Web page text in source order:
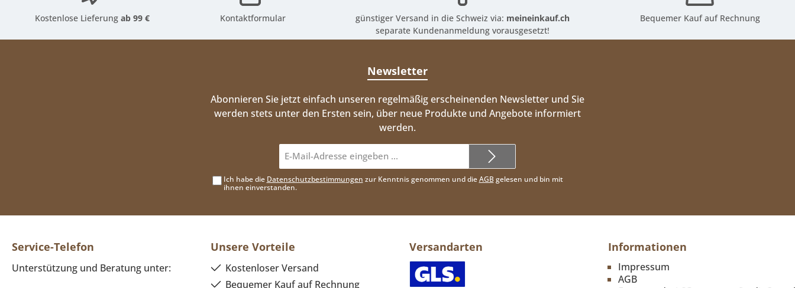
Kostenlose Lieferungab 99 € Kontaktformular günstiger Versand in die Schweiz via: meineinkauf.ch
separate Kundenanmeldung vorausgesetzt!
Bequemer Kauf auf Rechnung
Newsletter
Abonnieren Sie jetzt einfach unseren regelmäßig erscheinenden Newsletter und Sie
werden stets unter den Ersten sein, über neue Produkte und Angebote informiert
werden.
Mail-
Adresse*
Ich habe die Datenschutzbestimmungen zur Kenntnis genommen und dieAGBgelesen und bin mit
ihnen einverstanden.
Service-Telefon
Unterstützung und Beratung unter:
Unsere Vorteile
Kostenloser Versand
Bequemer Kauf auf Rechnung
Versandarten Informationen
Impressum
AGB